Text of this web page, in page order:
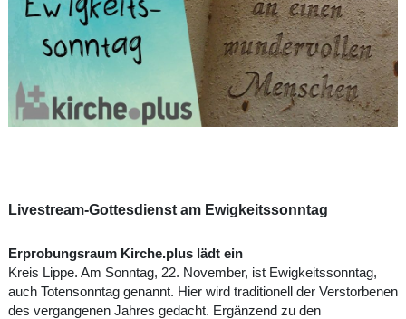
Livestream-Gottesdienst am Ewigkeitssonntag
Erprobungsraum Kirche.plus lädt ein
Kreis Lippe. Am Sonntag, 22. November, ist Ewigkeitssonntag,
auch Totensonntag genannt. Hier wird traditionell der Verstorbenen
des vergangenen Jahres gedacht. Ergänzend zu den